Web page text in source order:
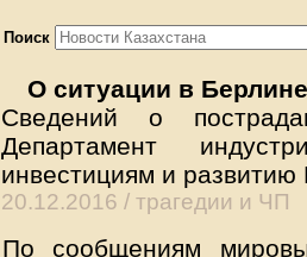
Поиск
О ситуации в Берлине
Сведений о
Департамент
инвестициям и развитию
20.12.2016 / трагедии и ЧП
По сообщениям